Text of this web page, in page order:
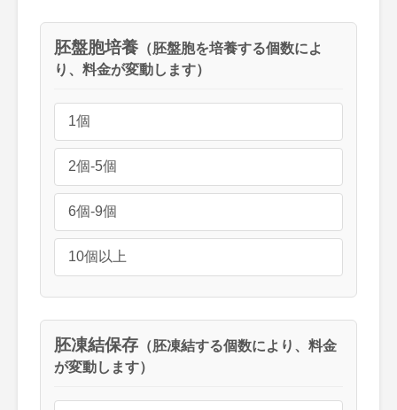
胚盤胞培養 （胚盤胞を培養する個数によ
り、料金が変動します）
1個
2個-5個
6個-9個
10個以上
胚凍結保存 （胚凍結する個数により、料金
が変動します）